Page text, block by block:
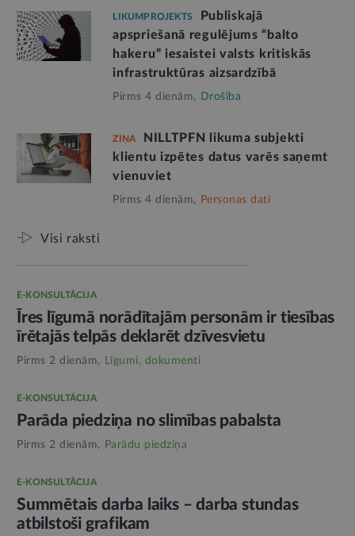
LIKUMPROJEKTS
Publiskajā
apspriešanā regulējums “balto
hakeru” iesaistei valsts kritiskās
infrastruktūras aizsardzībā
Pirms 4 dienām, Drošība
ZIŅA
NILLTPFN likuma subjekti
klientu izpētes datus varēs saņemt
vienuviet
Pirms 4 dienām, Personas dati
Visi raksti
E-KONSULTĀCIJA
Īres līgumā norādītajām personām ir tiesības
īrētajās telpās deklarēt dzīvesvietu
Pirms 2 dienām, Līgumi, dokumenti
E-KONSULTĀCIJA
Parāda piedziņa no slimības pabalsta
Pirms 2 dienām, Parādu piedziņa
E-KONSULTĀCIJA
Summētais darba laiks – darba stundas
atbilstoši grafikam